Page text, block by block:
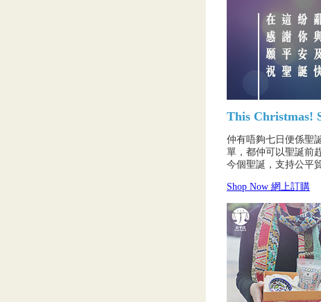
This Christmas!
仲有唔夠七日便係聖
單，都仲可以聖誕前
今個聖誕，支持公平
Shop Now 網上訂購